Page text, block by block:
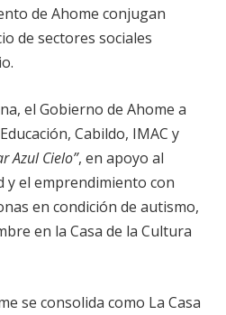
de Ahome conjugan
de sectores sociales
el Gobierno de Ahome a
Cabildo, IMAC y
Azul Cielo”, en apoyo al
y el emprendimiento con
en condición de autismo,
en la Casa de la Cultura
se consolida como La Casa